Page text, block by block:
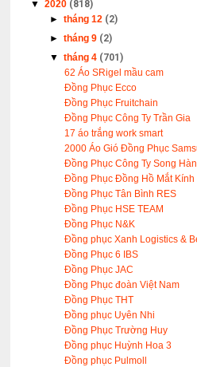
▼2020 (818)
►tháng 12 (2)
►tháng 9 (2)
▼tháng 4 (701)
62 Áo SRigel mầu cam
Đồng Phục Ecco
Đồng Phục Fruitchain
Đồng Phục Công Ty Trần Gia
17 áo trắng work smart
2000 Áo Gió Đồng Phục
Đồng Phục Công Ty Song
Đồng Phục Đồng Hồ Mắt Kính
Đồng Phục Tân Bình RES
Đồng Phục HSE TEAM
Đồng Phục N&K
Đồng phục Xanh Logistics &
Đồng Phục 6 IBS
Đồng Phục JAC
Đồng Phục đoàn Việt Nam
Đồng Phục THT
Đồng phục Uyên Nhi
Đồng Phục Trường Huy
Đồng phục Huỳnh Hoa 3
Đồng phục Pulmoll